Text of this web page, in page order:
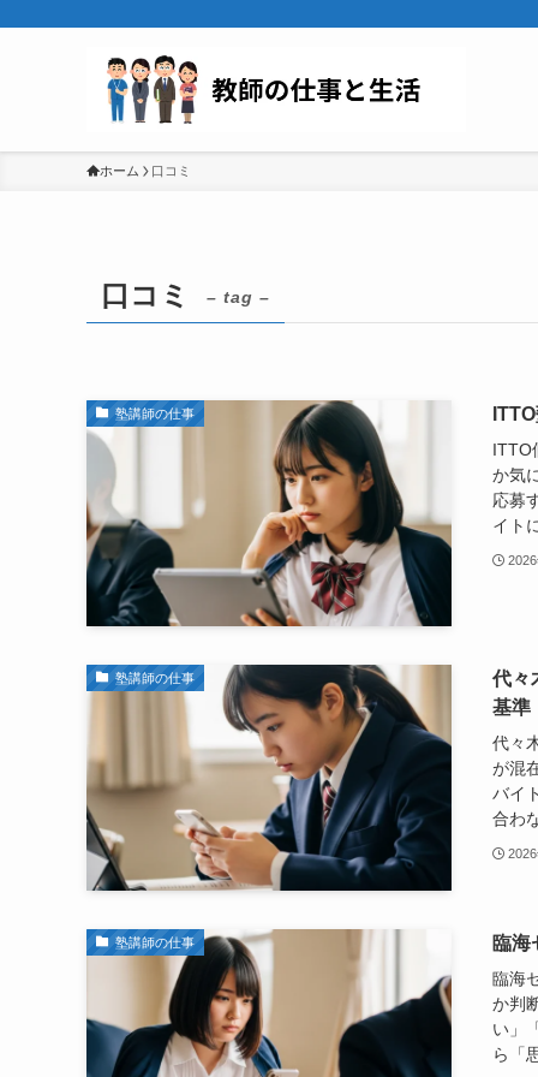
ホーム 口コミ
口コミ – tag –
塾講師の仕事
ITTO
か気
応募
イト
塾講師の仕事
代々
基準
代々
が混
バイ
合わ
塾講師の仕事 臨海
臨海
か判
い」
ら「